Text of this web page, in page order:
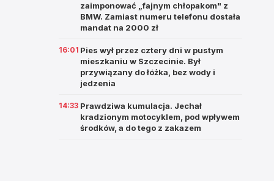
zaimponować „fajnym chłopakom" z
BMW. Zamiast numeru telefonu dostała
mandat na 2000 zł
16:01 Pies wył przez cztery dni w pustym
mieszkaniu w Szczecinie. Był
przywiązany do łóżka, bez wody i
jedzenia
14:33 Prawdziwa kumulacja. Jechał
kradzionym motocyklem, pod wpływem
środków, a do tego z zakazem